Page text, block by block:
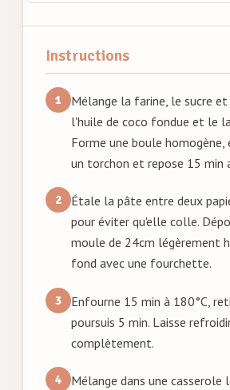
Instructions
Mélange la farine, le sucre
l'huile de coco fondue et le
Forme une boule homogène,
un torchon et repose 15 min
Étale la pâte entre deux
pour éviter qu'elle colle.
moule de 24cm légèrement
fond avec une fourchette.
Enfourne 15 min à 180°C,
poursuis 5 min. Laisse
complètement.
Mélange dans une casserole